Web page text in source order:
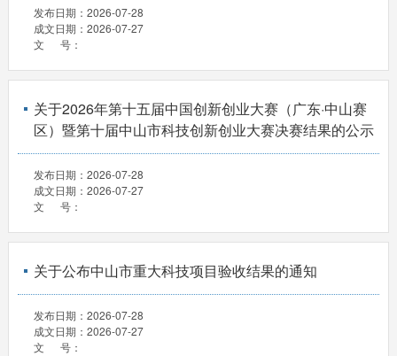
发布日期： 2026-07-28
成文日期： 2026-07-27
文 号：
关于2026年第十五届中国创新创业大赛（广东·中山赛
区）暨第十届中山市科技创新创业大赛决赛结果的公示
发布日期： 2026-07-28
成文日期： 2026-07-27
文 号：
关于公布中山市重大科技项目验收结果的通知
发布日期： 2026-07-28
成文日期： 2026-07-27
文 号：